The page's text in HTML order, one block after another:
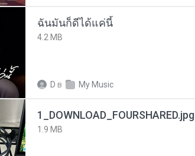
ฉันมันก็ดีได้แค่นี้
4.2 MB
D в My Music
1_DOWNLOAD_FOURSHARED.jpg
1.9 MB